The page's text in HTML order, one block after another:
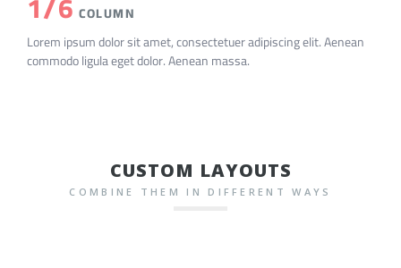
COLUMN
Lorem ipsum dolor sit amet, consectetuer adipiscing elit. Aenean
commodo ligula eget dolor. Aenean massa.
CUSTOM LAYOUTS
COMBINE THEM IN DIFFERENT WAYS